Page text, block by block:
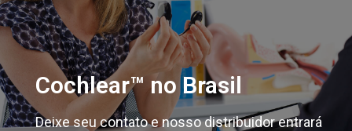
Cochlear™ no Brasil
Deixe seu contato e nosso distribuidor entrará